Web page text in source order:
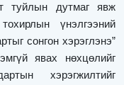
туйлын дутмаг явж
үнэлгээний
сонгон хэрэглэнэ”
явах нөхцөлийг
хэрэгжилтийг